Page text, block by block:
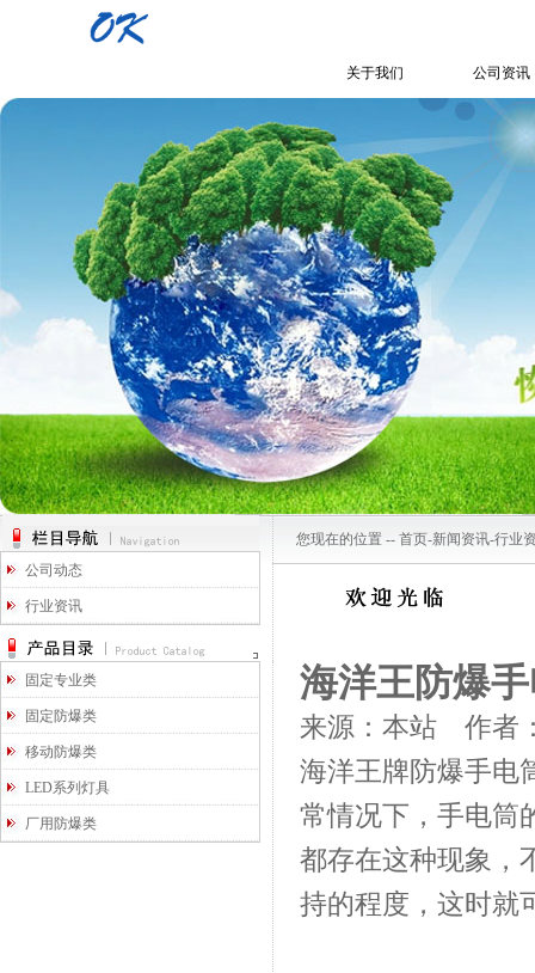
关于我们 公司资讯
公司动态
行业资讯
固定专业类
固定防爆类
移动防爆类
LED系列灯具
厂用防爆类
您现在的位置 -- 首页-新闻资讯-行业
海洋王防爆
来源：本站 作者
海洋王牌防爆手电
常情况下，手电筒
都存在这种现象，
持的程度，这时就